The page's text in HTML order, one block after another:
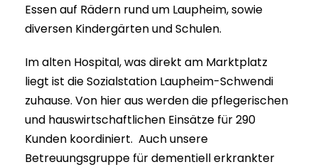
Essen auf Rädern rund um Laupheim, sowie
diversen Kindergärten und Schulen.
Im alten Hospital, was direkt am Marktplatz
liegt ist die Sozialstation Laupheim-Schwendi
zuhause. Von hier aus werden die pflegerischen
und hauswirtschaftlichen Einsätze für 290
Kunden koordiniert. Auch unsere
Betreuungsgruppe für dementiell erkrankter